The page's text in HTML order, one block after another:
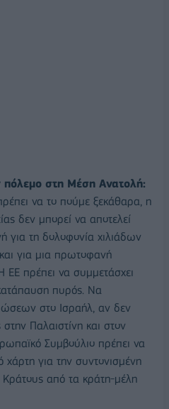
πόλεμο στη Μέση Ανατολή:
να το πούμε ξεκάθαρα, η
δεν μπορεί να αποτελεί
για τη δολοφονία χιλιάδων
για μια πρωτοφανή
ΕΕ πρέπει να συμμετάσχει
πυρός. Να
στο Ισραήλ, αν δεν
στην Παλαιστίνη και στον
Συμβούλιο πρέπει να
χάρτη για την συντονισμένη
Κράτους από τα κράτη-μέλη